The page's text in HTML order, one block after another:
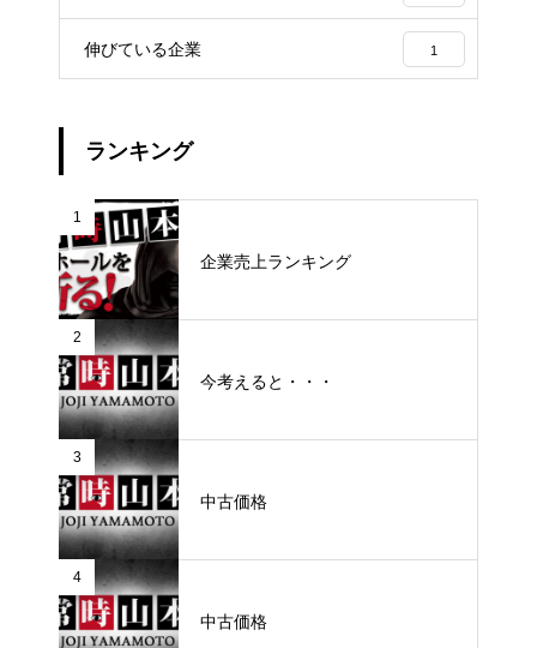
伸びている企業 1
ランキング
1
企業売上ランキング
2
今考えると・・・
3
中古価格
4
中古価格